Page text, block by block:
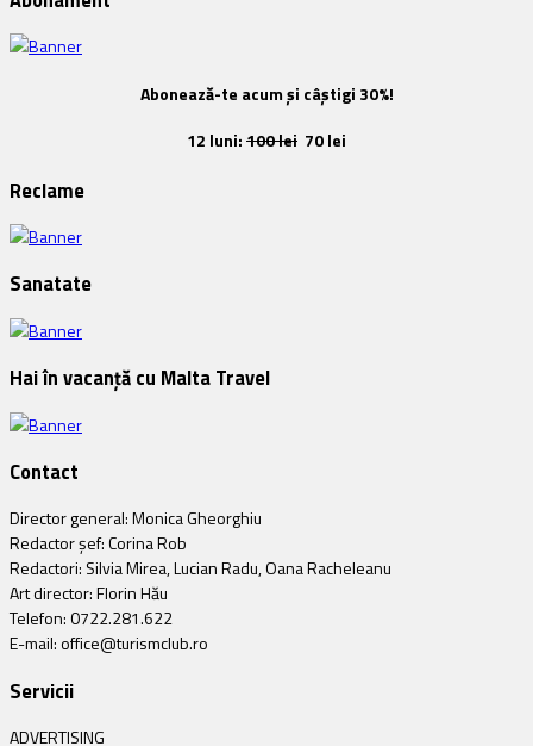
Abonează-te acum și câștigi 30%!
12 luni:100 lei 70 lei
Reclame
Sanatate
Hai în vacanță cu Malta Travel
Contact
Director general: Monica Gheorghiu
Redactor șef: Corina Rob
Redactori: Silvia Mirea, Lucian Radu, Oana Racheleanu
Art director: Florin Hău
Telefon: 0722.281.622
E-mail: office@turismclub.ro
Servicii
ADVERTISING